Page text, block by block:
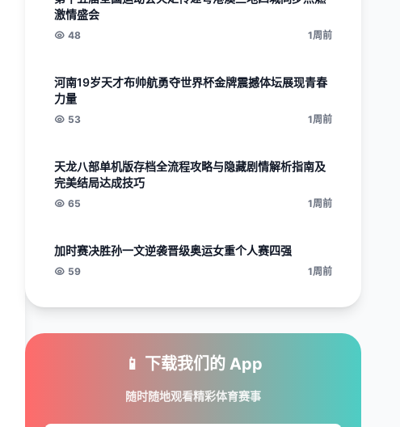
激情盛会
48 1周前
河南19岁天才布帅航勇夺世界杯金牌震撼体坛展现青春
力量
53 1周前
天龙八部单机版存档全流程攻略与隐藏剧情解析指南及
完美结局达成技巧
65 1周前
加时赛决胜孙一文逆袭晋级奥运女重个人赛四强
59 1周前
📱 下载我们的 App
随时随地观看精彩体育赛事